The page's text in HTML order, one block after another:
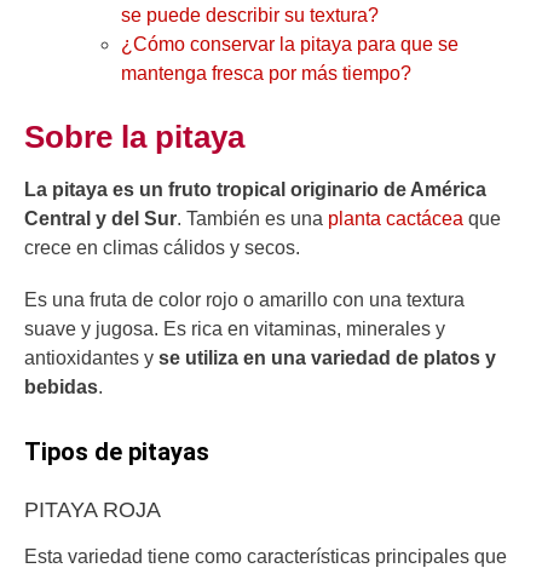
se puede describir su textura?
¿Cómo conservar la pitaya para que se
mantenga fresca por más tiempo?
Sobre la pitaya
La pitaya es un fruto tropical originario de América
Central y del Sur. También es una planta cactácea que
crece en climas cálidos y secos.
Es una fruta de color rojo o amarillo con una textura
suave y jugosa. Es rica en vitaminas, minerales y
antioxidantes y se utiliza en una variedad de platos y
bebidas.
Tipos de pitayas
PITAYA ROJA
Esta variedad tiene como características principales que